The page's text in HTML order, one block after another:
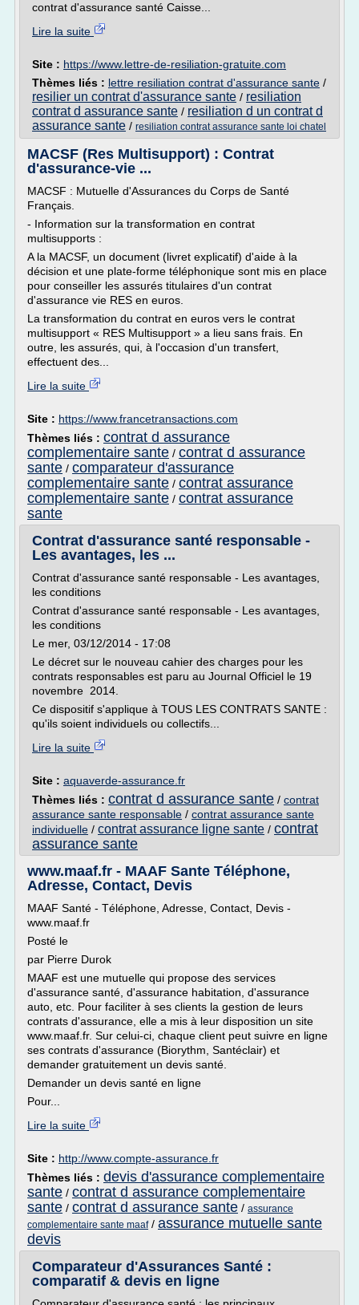
contrat d'assurance santé Caisse...
Lire la suite
Site : https://www.lettre-de-resiliation-gratuite.com
Thèmes liés : lettre resiliation contrat d'assurance sante /
resilier un contrat d'assurance sante / resiliation
contrat d assurance sante / resiliation d un contrat d
assurance sante / resiliation contrat assurance sante loi chatel
MACSF (Res Multisupport) : Contrat
d'assurance-vie ...
MACSF : Mutuelle d'Assurances du Corps de Santé
Français.
- Information sur la transformation en contrat
multisupports :
A la MACSF, un document (livret explicatif) d'aide à la
décision et une plate-forme téléphonique sont mis en place
pour conseiller les assurés titulaires d'un contrat
d'assurance vie RES en euros.
La transformation du contrat en euros vers le contrat
multisupport « RES Multisupport » a lieu sans frais. En
outre, les assurés, qui, à l'occasion d'un transfert,
effectuent des...
Lire la suite
Site : https://www.francetransactions.com
Thèmes liés : contrat d assurance
complementaire sante / contrat d assurance
sante / comparateur d'assurance
complementaire sante / contrat assurance
complementaire sante / contrat assurance
sante
Contrat d'assurance santé responsable -
Les avantages, les ...
Contrat d'assurance santé responsable - Les avantages,
les conditions
Contrat d'assurance santé responsable - Les avantages,
les conditions
Le mer, 03/12/2014 - 17:08
Le décret sur le nouveau cahier des charges pour les
contrats responsables est paru au Journal Officiel le 19
novembre 2014.
Ce dispositif s'applique à TOUS LES CONTRATS SANTE :
qu'ils soient individuels ou collectifs...
Lire la suite
Site : aquaverde-assurance.fr
Thèmes liés : contrat d assurance sante / contrat
assurance sante responsable / contrat assurance sante
individuelle / contrat assurance ligne sante / contrat
assurance sante
www.maaf.fr - MAAF Sante Téléphone,
Adresse, Contact, Devis
MAAF Santé - Téléphone, Adresse, Contact, Devis -
www.maaf.fr
Posté le
par Pierre Durok
MAAF est une mutuelle qui propose des services
d'assurance santé, d'assurance habitation, d'assurance
auto, etc. Pour faciliter à ses clients la gestion de leurs
contrats d'assurance, elle a mis à leur disposition un site
www.maaf.fr. Sur celui-ci, chaque client peut suivre en ligne
ses contrats d'assurance (Biorythm, Santéclair) et
demander gratuitement un devis santé.
Demander un devis santé en ligne
Pour...
Lire la suite
Site : http://www.compte-assurance.fr
Thèmes liés : devis d'assurance complementaire
sante / contrat d assurance complementaire
sante / contrat d assurance sante / assurance
complementaire sante maaf/ assurance mutuelle sante
devis
Comparateur d'Assurances Santé :
comparatif & devis en ligne